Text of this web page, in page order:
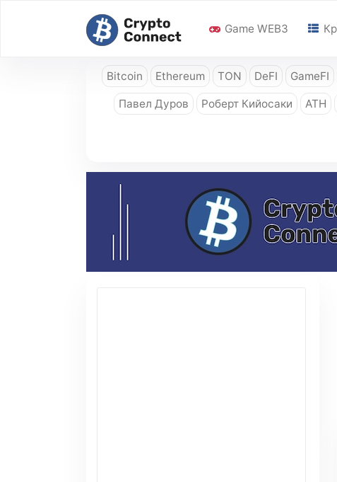
Game WEB3
Bitcoin Ethereum TON DeFI GameFI
Павел Дуров Роберт Кийосаки ATH